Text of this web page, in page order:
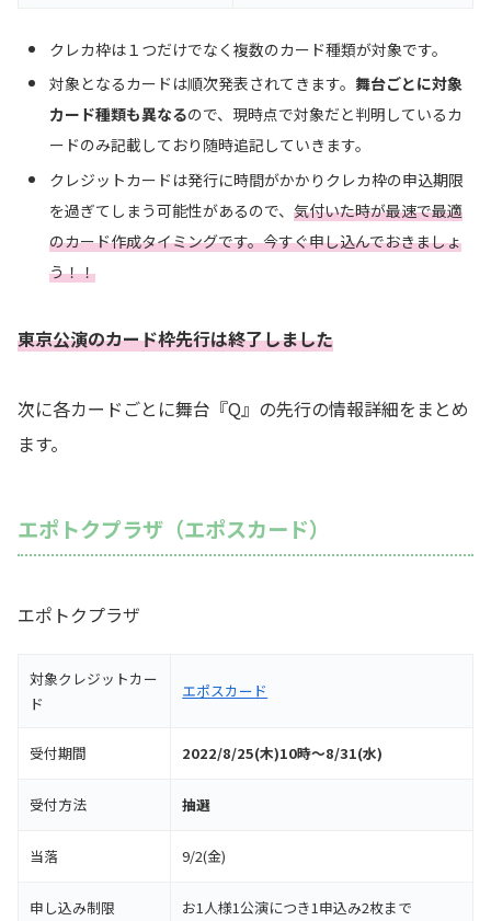
クレカ枠は１つだけでなく複数のカード種類が対象です。
対象となるカードは順次発表されてきます。舞台ごとに対象
カード種類も異なるので、現時点で対象だと判明しているカ
ードのみ記載しており随時追記していきます。
クレジットカードは発行に時間がかかりクレカ枠の申込期限
を過ぎてしまう可能性があるので、気付いた時が最速で最適
のカード作成タイミングです。今すぐ申し込んでおきましょ
う！！
東京公演のカード枠先行は終了しました
次に各カードごとに舞台『Q』の先行の情報詳細をまとめ
ます。
エポトクプラザ（エポスカード）
エポトクプラザ
対象クレジットカー
ド
エポスカード
受付期間 2022/8/25(木)10時～8/31(水)
受付方法 抽選
当落 9/2(金)
申し込み制限 お1人様1公演につき1申込み2枚まで